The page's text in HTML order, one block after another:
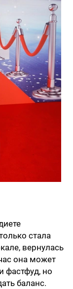
стала
вернулась
она может
фастфуд, но
баланс.